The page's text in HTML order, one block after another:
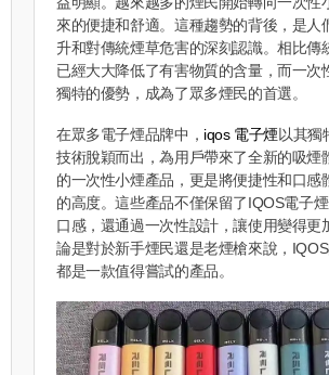
來的便捷和舒適。這種趨勢的背後，是人
升和對傳統煙草危害的深刻認識。相比傳
已經大大降低了有害物質的含量，而一次
獨特的優勢，成為了眾多煙民的首選。
在眾多電子煙品牌中， iqos 電子煙以其獨
技術脫穎而出，為用戶帶來了全新的吸煙
的一次性小煙產品，更是將便捷性和口感
的高度。這些產品不僅保留了IQOS電子
口感，還通過一次性設計，讓使用變得更
論是對於新手煙民還是老煙槍來說，
都是一款值得嘗試的產品。